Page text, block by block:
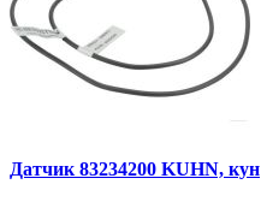
Датчик 83234200 KUHN, кун